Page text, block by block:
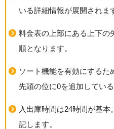
いる詳細情報が展開されま
料金表の上部にある上下の
順となります。
ソート機能を有効にするた
先頭の位に0を追加してい
入出庫時間は24時間が基
記します。